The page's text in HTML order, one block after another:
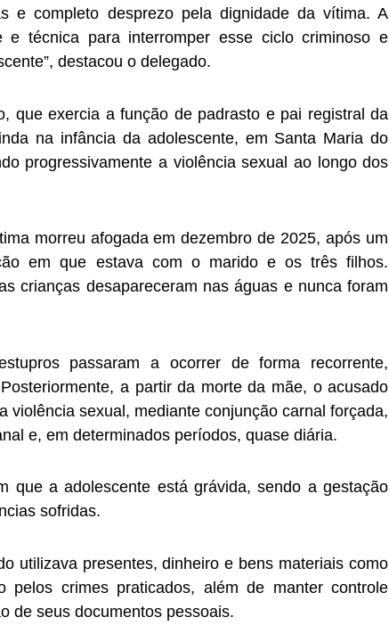
e completo desprezo pela dignidade da vítima. A
técnica para interromper esse ciclo criminoso e
destacou o delegado.
que exercia a função de padrasto e pai registral da
na infância da adolescente, em Santa Maria do
progressivamente a violência sexual ao longo dos
morreu afogada em dezembro de 2025, após um
em que estava com o marido e os três filhos.
crianças desapareceram nas águas e nunca foram
passaram a ocorrer de forma recorrente,
a partir da morte da mãe, o acusado
violência sexual, mediante conjunção carnal forçada,
e, em determinados períodos, quase diária.
que a adolescente está grávida, sendo a gestação
sofridas.
utilizava presentes, dinheiro e bens materiais como
pelos crimes praticados, além de manter controle
de seus documentos pessoais.